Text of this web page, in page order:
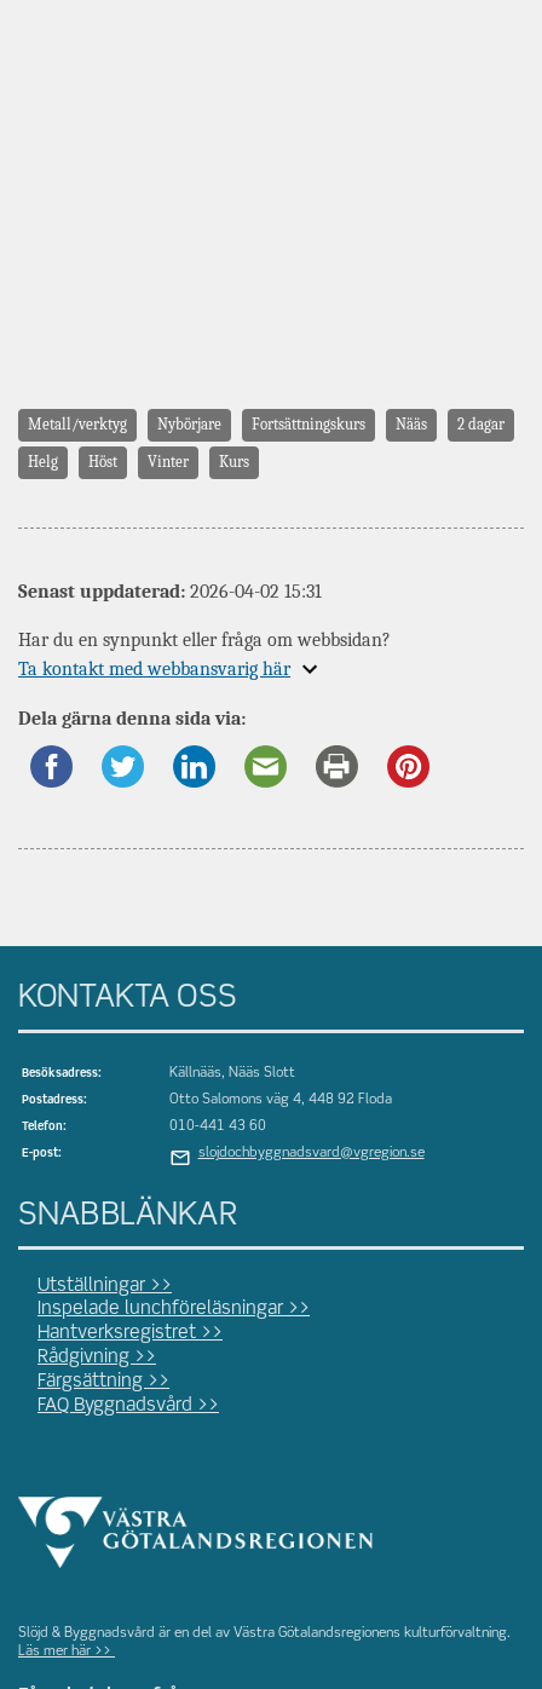
Metall/verktyg Nybörjare Fortsättningskurs Nääs 2 dagar
Helg Höst Vinter Kurs
Senast uppdaterad: 2026-04-02 15:31
Har du en synpunkt eller fråga om webbsidan?
Expandera
om
Ta kontakt med webbansvarig här
Dela gärna denna sida via:
KONTAKTA OSS
Besöksadress: Källnääs, Nääs Slott
Postadress: Otto Salomons väg 4, 448 92 Floda
Telefon: 010-441 43 60
E-post: slojdochbyggnadsvard@vgregion.se
SNABBLÄNKAR
Utställningar >>
Inspelade lunchföreläsningar >>
Hantverksregistret >>
Rådgivning >>
Färgsättning >>
FAQ Byggnadsvård >>
Slöjd & Byggnadsvård är en del av Västra Götalandsregionens kulturförvaltning.
Läs mer här >>